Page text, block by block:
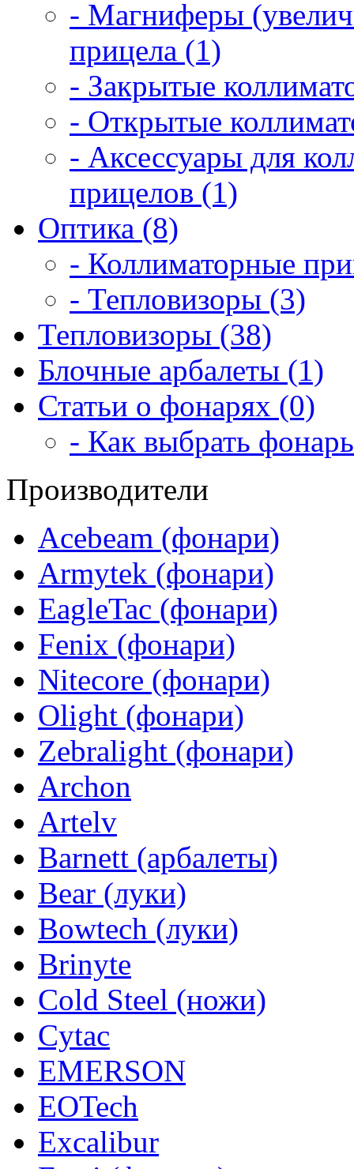
- Магниферы
прицела (1)
- Закрытые
- Открытые
- Аксессуары для
прицелов (1)
Оптика (8)
- Коллиматорные
- Тепловизоры (3)
Тепловизоры (38)
Блочные арбалеты (1)
Статьи о фонарях (0)
- Как выбрать
Производители
Acebeam (фонари)
Armytek (фонари)
EagleTac (фонари)
Fenix (фонари)
Nitecore (фонари)
Olight (фонари)
Zebralight (фонари)
Archon
Artelv
Barnett (арбалеты)
Bear (луки)
Bowtech (луки)
Brinyte
Cold Steel (ножи)
Cytac
EMERSON
EOTech
Excalibur